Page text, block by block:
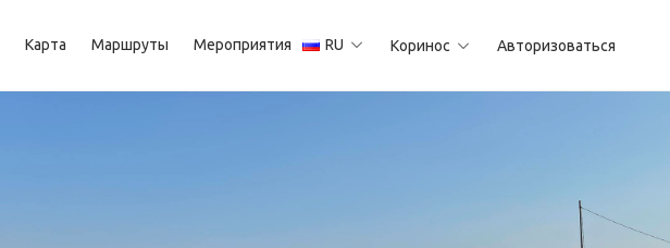
Карта Маршруты Мероприятия RU Коринос Авторизоваться